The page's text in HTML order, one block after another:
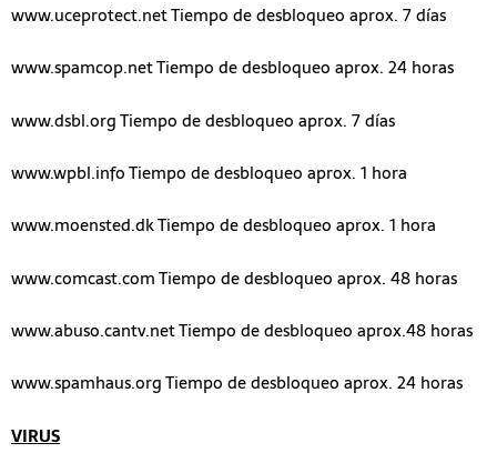
www.uceprotect.net Tiempo de desbloqueo aprox. 7 días
www.spamcop.net Tiempo de desbloqueo aprox. 24 horas
www.dsbl.org Tiempo de desbloqueo aprox. 7 días
www.wpbl.info Tiempo de desbloqueo aprox. 1 hora
www.moensted.dk Tiempo de desbloqueo aprox. 1 hora
www.comcast.com Tiempo de desbloqueo aprox. 48 horas
www.abuso.cantv.net Tiempo de desbloqueo aprox.48 horas
www.spamhaus.org Tiempo de desbloqueo aprox. 24 horas
VIRUS